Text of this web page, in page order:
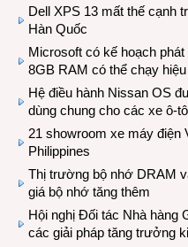
Dell XPS 13 mất thế cạnh
Hàn Quốc
Microsoft có kế hoạch
8GB RAM có thể chạy
Hệ điều hành Nissan OS
dùng chung cho các xe ô-
21 showroom xe máy điện
Philippines
Thị trường bộ nhớ DRAM
giá bộ nhớ tăng thêm
Hội nghị Đối tác Nhà hàng
các giải pháp tăng trưởng